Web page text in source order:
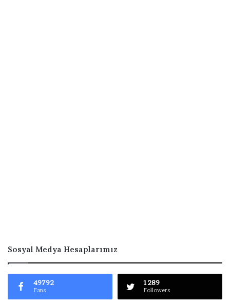
Sosyal Medya Hesaplarımız
49792
Fans
1289
Followers